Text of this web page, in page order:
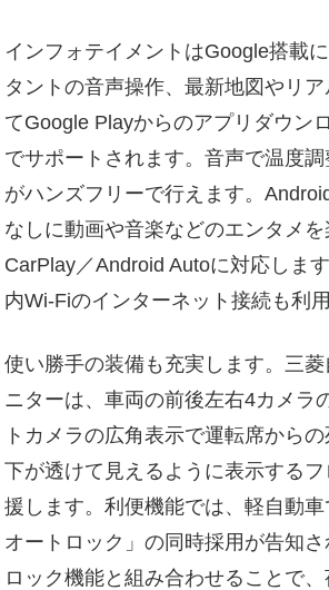
インフォテイメントはGoogle搭載
タントの音声操作、最新地図やリ
てGoogle Playからのアプリダウン
でサポートされます。音声で温度
がハンズフリーで行えます。
なしに動画や音楽などのエンタメ
CarPlay／Android Autoに対応しま
内Wi-Fiのインターネット接続も利用
使い勝手の装備も充実します。三
ニターは、車両の前後左右4カメラ
トカメラの広角表示で運転席から
下が透けて見えるように表示する
援します。利便機能では、軽自動
オートロック」の同時採用が告知
ロック機能と組み合わせることで